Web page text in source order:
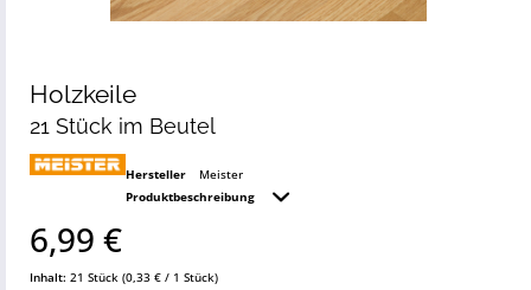
Holzkeile
21 Stück im Beutel
Hersteller
Meister
Produktbeschreibung
6,99 €
Inhalt: 21 Stück (0,33 € / 1 Stück)